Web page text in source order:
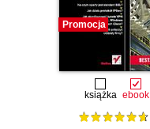
Promocja
książka ebook